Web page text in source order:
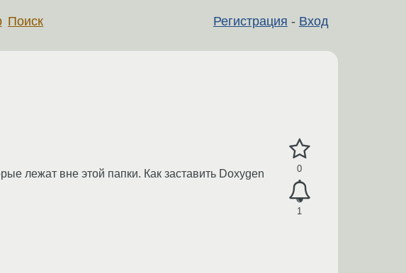
Регистрация - Вход
Поиск
0
1
лежат вне этой папки. Как заставить Doxygen